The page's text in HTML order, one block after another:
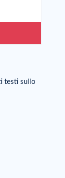
testi sullo